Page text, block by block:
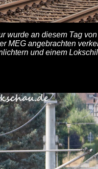
wurde an diesem Tag
MEG angebrachten
und einem